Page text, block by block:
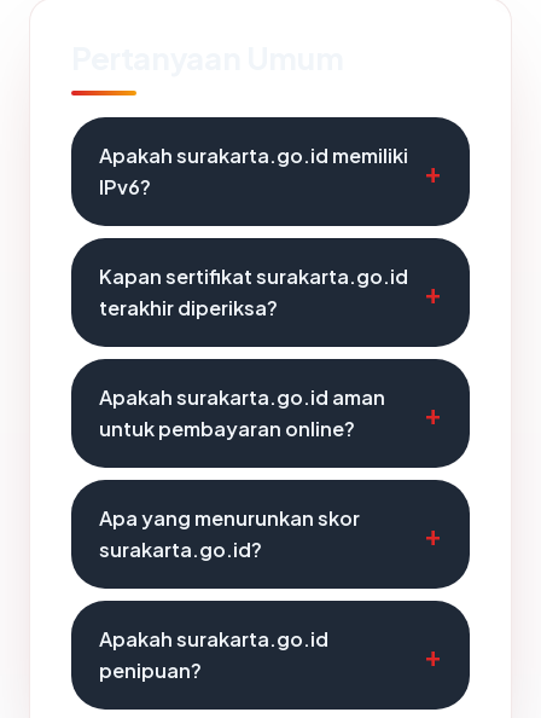
Apakah surakarta.go.id memiliki
IPv6?
Kapan sertifikat surakarta.go.id
terakhir diperiksa?
Apakah surakarta.go.id aman
untuk pembayaran online?
Apa yang menurunkan skor
surakarta.go.id?
Apakah surakarta.go.id
penipuan?